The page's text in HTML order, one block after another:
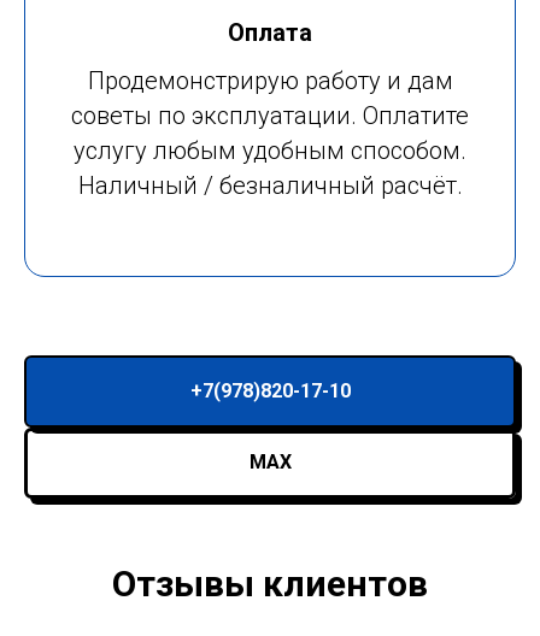
Оплата
Продемонстрирую работу и дам
советы по эксплуатации. Оплатите
услугу любым удобным способом.
Наличный / безналичный расчёт.
+7(978)820-17-10
MAX
Отзывы клиентов